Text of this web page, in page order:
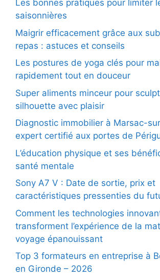
Les bonnes pratiques pour limiter
saisonnières
Maigrir efficacement grâce aux
repas : astuces et conseils
Les postures de yoga clés pour
rapidement tout en douceur
Super aliments minceur pour
silhouette avec plaisir
Diagnostic immobilier à Marsac-
expert certifié aux portes de
L’éducation physique et ses
santé mentale
Sony A7 V : Date de sortie, prix et
caractéristiques pressenties du
Comment les technologies
transforment l’expérience de la
voyage épanouissant
Top 3 formateurs en entreprise à
en Gironde – 2026